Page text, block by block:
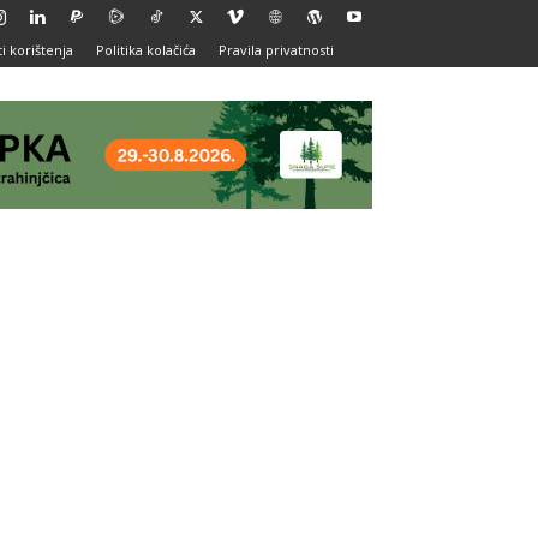
korištenja Politika kolačića Pravila privatnosti